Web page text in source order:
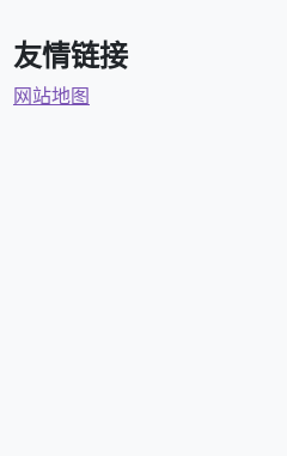
友情链接
网站地图